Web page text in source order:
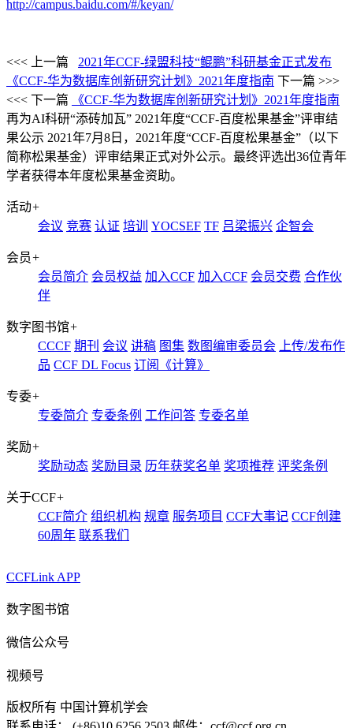
http://campus.baidu.com/#/keyan/
<<< 上一篇
2021年CCF-绿盟科技“鲲鹏”科研基金正式发布
《CCF-华为数据库创新研究计划》2021年度指南 下一篇 >>>
<<< 下一篇
《CCF-华为数据库创新研究计划》2021年度指南
再为AI科研“添砖加瓦” 2021年度“CCF-百度松果基金”评审结
果公示 2021年7月8日，2021年度“CCF-百度松果基金”（以下
简称松果基金）评审结果正式对外公示。最终评选出36位青年
学者获得本年度松果基金资助。
活动+
会议 竞赛 认证 培训 YOCSEF TF 吕梁振兴 企智会
会员+
会员简介 会员权益 加入CCF 加入CCF 会员交费 合作伙
伴
数字图书馆+
CCCF 期刊 会议 讲稿 图集 数图编审委员会
上传/发布作
品 CCF DL Focus 订阅《计算》
专委+
专委简介 专委条例 工作问答 专委名单
奖励+
奖励动态 奖励目录 历年获奖名单 奖项推荐 评奖条例
关于CCF+
CCF简介 组织机构 规章 服务项目 CCF大事记 CCF创建
60周年 联系我们
CCFLink APP
数字图书馆
微信公众号
视频号
版权所有 中国计算机学会